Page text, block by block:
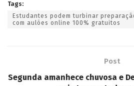
Tags:
Estudantes podem turbinar
com aulões online 100% gratuitos
Post
Segunda amanhece chuvosa e